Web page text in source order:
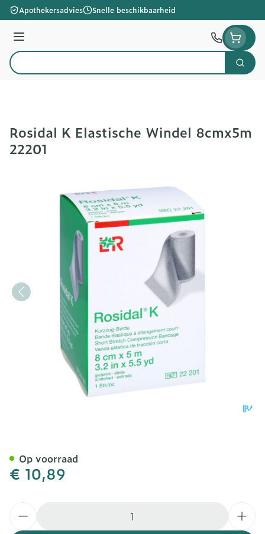
Ga naar de inhoud
Apothekersadvies Snelle beschikbaarheid
Menu
Product, merk, categorie...
Zoek
Rosidal K Elastische Windel 8cmx5m
22201
€ 10,89
Op voorraad